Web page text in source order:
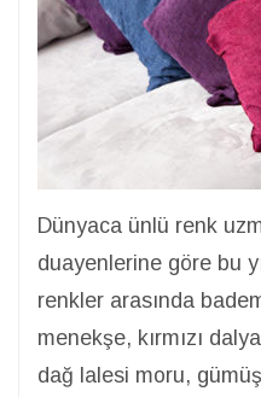
Dünyaca ünlü renk
duayenlerine göre bu
renkler arasında
menekşe, kırmızı
dağ lalesi moru,